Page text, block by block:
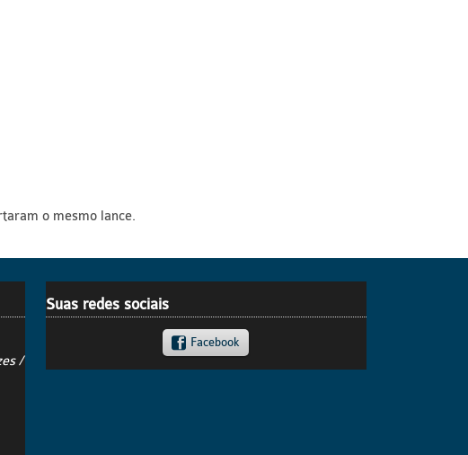
o mesmo lance.
/
Suas redes sociais
Facebook